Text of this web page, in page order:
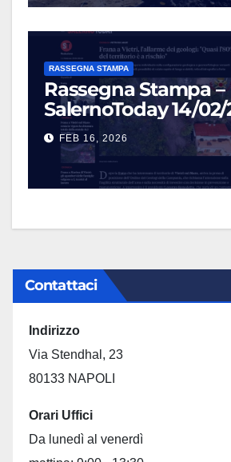
RASSEGNA STAMPA
Rassegna Stampa –
SalernoToday 14/02/
FEB 16, 2026
Contattaci
Indirizzo
Via Stendhal, 23
80133 NAPOLI
Orari Uffici
Da lunedì al venerdì